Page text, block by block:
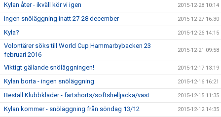
Kylan åter - ikväll kör vi igen 2015-12-28 10:14
Ingen snöläggning inatt 27-28 december 2015-12-27 16:30
Kyla? 2015-12-26 14:15
Volontärer söks till World Cup Hammarbybacken 23
februari 2016
2015-12-21 09:58
Viktigt gällande snöläggningen! 2015-12-17 13:19
Kylan borta - ingen snöläggning 2015-12-16 16:21
Beställ Klubbkläder - fartshorts/softshelljacka/väst 2015-12-15 11:35
Kylan kommer - snöläggning från söndag 13/12 2015-12-12 14:35